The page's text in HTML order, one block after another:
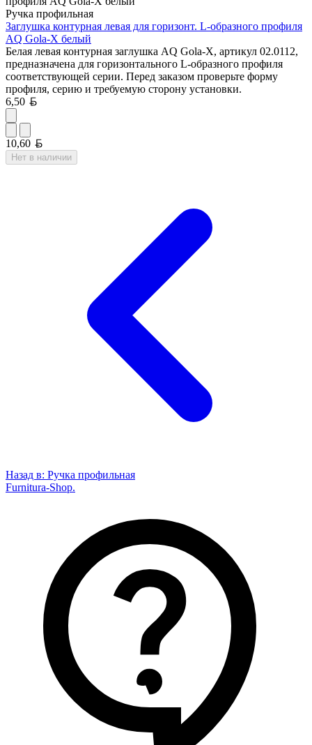
Ручка профильная
Заглушка контурная левая для горизонт. L-образного профиля
AQ Gola-X белый
Белая левая контурная заглушка AQ Gola-X, артикул 02.0112,
предназначена для горизонтального L-образного профиля
соответствующей серии. Перед заказом проверьте форму
профиля, серию и требуемую сторону установки.
6,50
10,60
Нет в наличии
Назад в: Ручка профильная
Furnitura-Shop.